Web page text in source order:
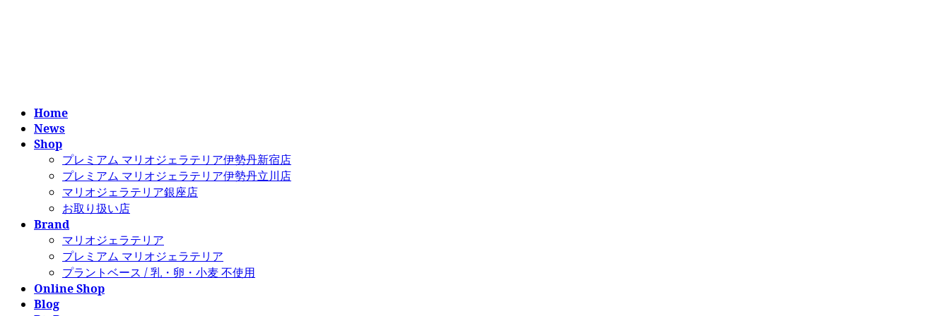
Home
News
Shop
プレミアム マリオジェラテリア伊勢丹新宿店
プレミアム マリオジェラテリア伊勢丹立川店
マリオジェラテリア銀座店
お取り扱い店
Brand
マリオジェラテリア
プレミアム マリオジェラテリア
プラントベース / 乳・卵・小麦 不使用
Online Shop
Blog